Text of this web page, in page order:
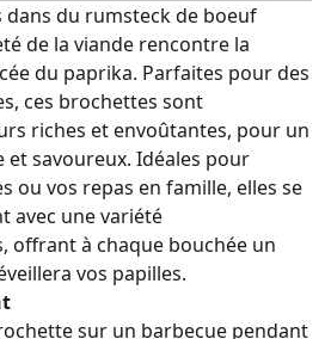
dans du rumsteck de boeuf
de la viande rencontre la
du paprika. Parfaites pour des
ces brochettes sont
riches et envoûtantes, pour un
et savoureux. Idéales pour
ou vos repas en famille, elles se
avec une variété
offrant à chaque bouchée un
vos papilles.
sur un barbecue pendant